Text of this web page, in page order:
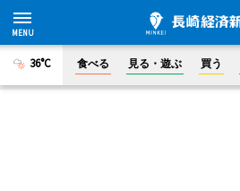
36°C 食べる 見る・遊ぶ 買う